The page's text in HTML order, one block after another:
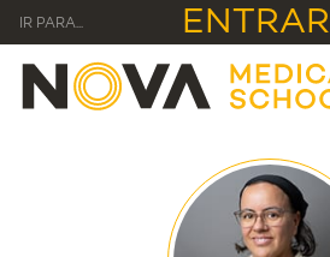
IR PARA... ENTRAR